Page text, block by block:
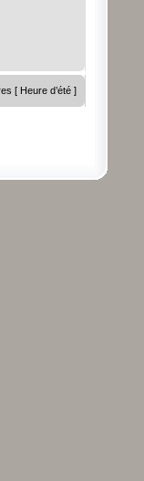
[ Heure d’été ]